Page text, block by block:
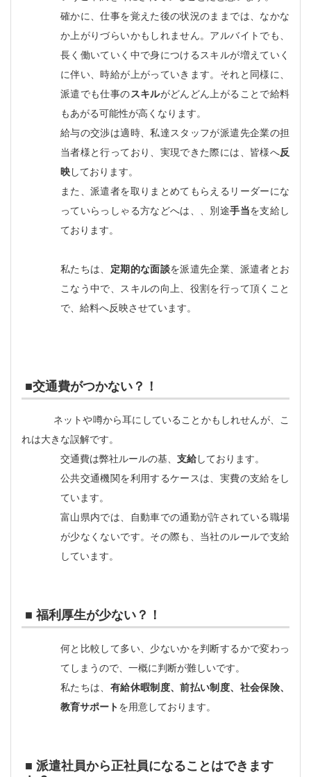
確かに、仕事を覚えた後の状況のままでは、なかな
か上がりづらいかもしれません。アルバイトでも、
長く働いていく中で身につけるスキルが増えていく
に伴い、時給が上がっていきます。それと同様に、
派遣でも仕事のスキルがどんどん上がることで給料
もあがる可能性が高くなります。
給与の交渉は適時、私達スタッフが派遣先企業の担
当者様と行っており、実現できた際には、皆様へ反
映しております。
また、派遣者を取りまとめてもらえるリーダーにな
っていらっしゃる方などへは、、別途手当を支給し
ております。
私たちは、 定期的な面談を派遣先企業、派遣者とお
こなう中で、スキルの向上、役割を行って頂くこと
で、給料へ反映させています。
■交通費がつかない？！
ネットや噂から耳にしていることかもしれせんが、こ
れは大きな誤解です。
交通費は弊社ルールの基、 支給しております。
公共交通機関を利用するケースは、実費の支給をし
ています。
富山県内では、自動車での通勤が許されている職場
が少なくないです。その際も、当社のルールで支給
しています。
■ 福利厚生が少ない？！
何と比較して多い、少ないかを判断するかで変わっ
てしまうので、一概に判断が難しいです。
私たちは、 有給休暇制度、前払い制度、社会保険、
教育サポートを用意しております。
■ 派遣社員から正社員になることはできます